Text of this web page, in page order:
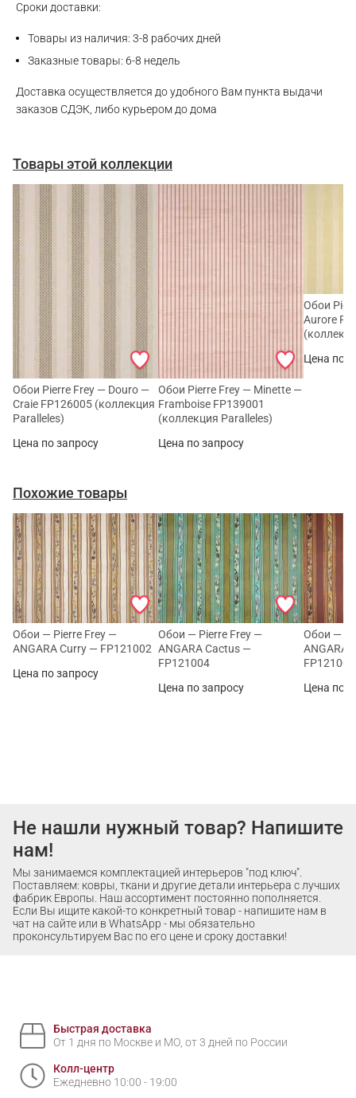
Сроки доставки:
Товары из наличия: 3-8 рабочих дней
Заказные товары: 6-8 недель
Доставка осуществляется до удобного Вам пункта выдачи
заказов СДЭК, либо курьером до дома
Товары этой коллекции
Обои Pierre Frey — Douro —
Craie FP126005 (коллекция
Paralleles)
Цена по запросу
Обои Pierre Frey — Minette —
Framboise FP139001
(коллекция Paralleles)
Цена по запросу
Обои
Aurore
Цена по
Похожие товары
Обои — Pierre Frey —
ANGARA Curry — FP121002
Цена по запросу
Обои — Pierre Frey —
ANGARA Cactus —
FP121004
Цена по запросу
Обои —
ANGARA
FP121003
Цена по
Не нашли нужный товар? Напишите
нам!
Мы занимаемся комплектацией интерьеров "под ключ".
Поставляем: ковры, ткани и другие детали интерьера с лучших
фабрик Европы. Наш ассортимент постоянно пополняется.
Если Вы ищите какой-то конкретный товар - напишите нам в
чат на сайте или в WhatsApp - мы обязательно
проконсультируем Вас по его цене и сроку доставки!
Быстрая доставка
От 1 дня по Москве и МО, от 3 дней по России
Колл-центр
Ежедневно 10:00 - 19:00
Telegram